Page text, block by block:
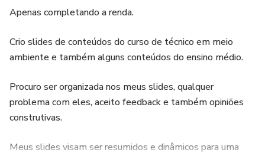
Apenas completando a renda.
Crio slides de conteúdos do curso de técnico em meio
ambiente e também alguns conteúdos do ensino médio.
Procuro ser organizada nos meus slides, qualquer
problema com eles, aceito feedback e também opiniões
construtivas.
Meus slides visam ser resumidos e dinâmicos para uma